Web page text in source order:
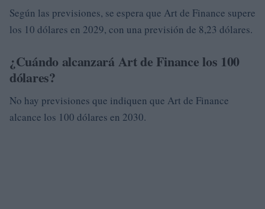
Según las previsiones, se espera que Art de Finance supere
los 10 dólares en 2029, con una previsión de 8,23 dólares.
¿Cuándo alcanzará Art de Finance los 100
dólares?
No hay previsiones que indiquen que Art de Finance
alcance los 100 dólares en 2030.